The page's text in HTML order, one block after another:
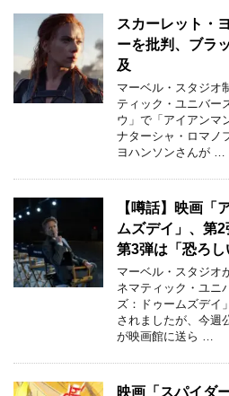
スカーレット・
ーを批判、ブラ
及
マーベル・スタジオ
ティック・ユニバー
ウ」で「アイアンマ
ナターシャ・ロマノ
ヨハンソンさんが …
【噂話】映画「
ムズデイ」、第2
第3弾は「恐ろし
マーベル・スタジオ
ネマティック・ユニ
ズ：ドゥームズデイ
されましたが、今週
が映画館に送ら …
映画「スパイダ